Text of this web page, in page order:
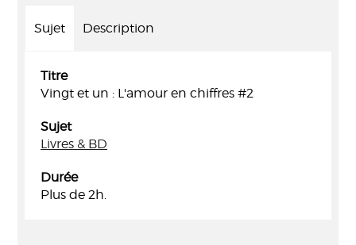
Sujet Description
Titre
Vingt et un : L'amour en chiffres #2
Sujet
Livres & BD
Durée
Plus de 2h.